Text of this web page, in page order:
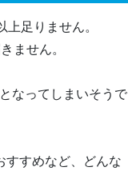
足りません。
ません。
なってしまいそうで
すすめなど、どんな